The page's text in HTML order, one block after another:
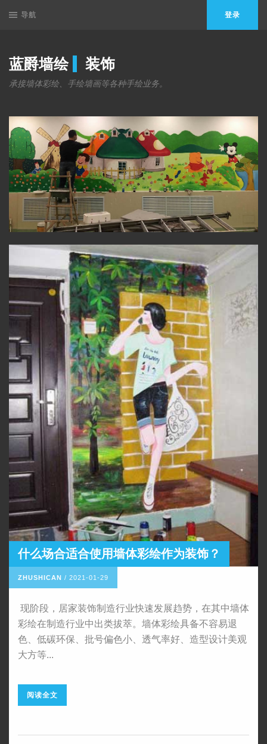
导航 登录
蓝爵墙绘 装饰
承接墙体彩绘、手绘墙画等各种手绘业务。
什么场合适合使用墙体彩绘作为装饰？
ZHUSHICAN / 2021-01-29
现阶段，居家装饰制造行业快速发展趋势，在其中墙体
彩绘在制造行业中出类拔萃。墙体彩绘具备不容易退
色、低碳环保、批号偏色小、透气率好、造型设计美观
大方等...
阅读全文